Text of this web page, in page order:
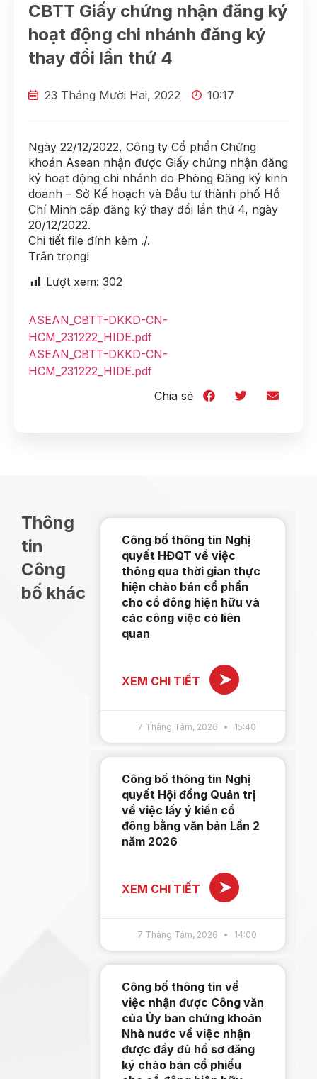
CBTT Giấy chứng nhận đăng ký
hoạt động chi nhánh đăng ký
thay đổi lần thứ 4
23 Tháng Mười Hai, 2022 10:17
Ngày 22/12/2022, Công ty Cổ phần Chứng
khoán Asean nhận được Giấy chứng nhận đăng
ký hoạt động chi nhánh do Phòng Đăng ký kinh
doanh – Sở Kế hoạch và Đầu tư thành phố Hồ
Chí Minh cấp đăng ký thay đổi lần thứ 4, ngày
20/12/2022.
Chi tiết file đính kèm ./.
Trân trọng!
Lượt xem: 302
ASEAN_CBTT-DKKD-CN-
HCM_231222_HIDE.pdf
ASEAN_CBTT-DKKD-CN-
HCM_231222_HIDE.pdf
Chia sẻ
Thông
tin
Công
bố khác
Công bố thông tin Nghị
quyết HĐQT về việc
thông qua thời gian thực
hiện chào bán cổ phần
cho cổ đông hiện hữu và
các công việc có liên
quan
XEM CHI TIẾT
7 Tháng Tám, 2026 15:40
Công bố thông tin Nghị
quyết Hội đồng Quản trị
về việc lấy ý kiến cổ
đông bằng văn bản Lần 2
năm 2026
XEM CHI TIẾT
7 Tháng Tám, 2026 14:00
Công bố thông tin về
việc nhận được Công văn
của Ủy ban chứng khoán
Nhà nước về việc nhận
được đầy đủ hồ sơ đăng
ký chào bán cổ phiếu